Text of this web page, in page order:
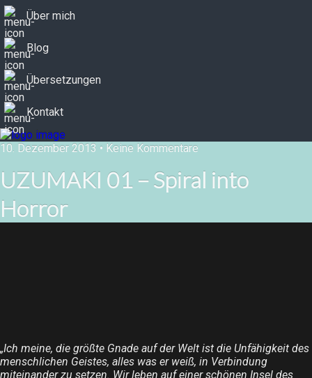
Über mich
Blog
Übersetzungen
Kontakt
10. Dezember 2013 • Keine Kommentare
UZUMAKI 01 – Spiral into
Horror
„Ich meine, die größte Gnade auf der Welt ist die Unfähigkeit des
menschlichen Geistes, alles was er weiß, in Verbindung
miteinander zu setzen. Wir leben auf einer schönen Insel des